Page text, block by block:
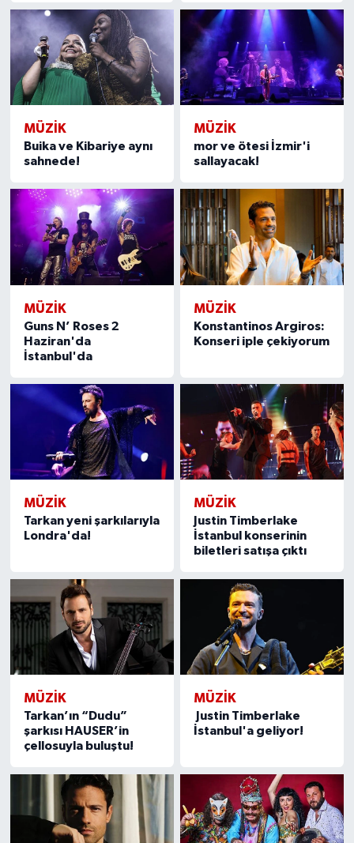
MÜZİK
Buika ve Kibariye aynı
sahnede!
MÜZİK
mor ve ötesi İzmir'i
sallayacak!
MÜZİK
Guns N’ Roses 2
Haziran'da
İstanbul'da
MÜZİK
Konstantinos Argiros:
Konseri iple çekiyorum
MÜZİK
Tarkan yeni şarkılarıyla
Londra'da!
MÜZİK
Justin Timberlake
İstanbul konserinin
biletleri satışa çıktı
MÜZİK
Tarkan’ın “Dudu”
şarkısı HAUSER’in
çellosuyla buluştu!
MÜZİK
Justin Timberlake
İstanbul'a geliyor!